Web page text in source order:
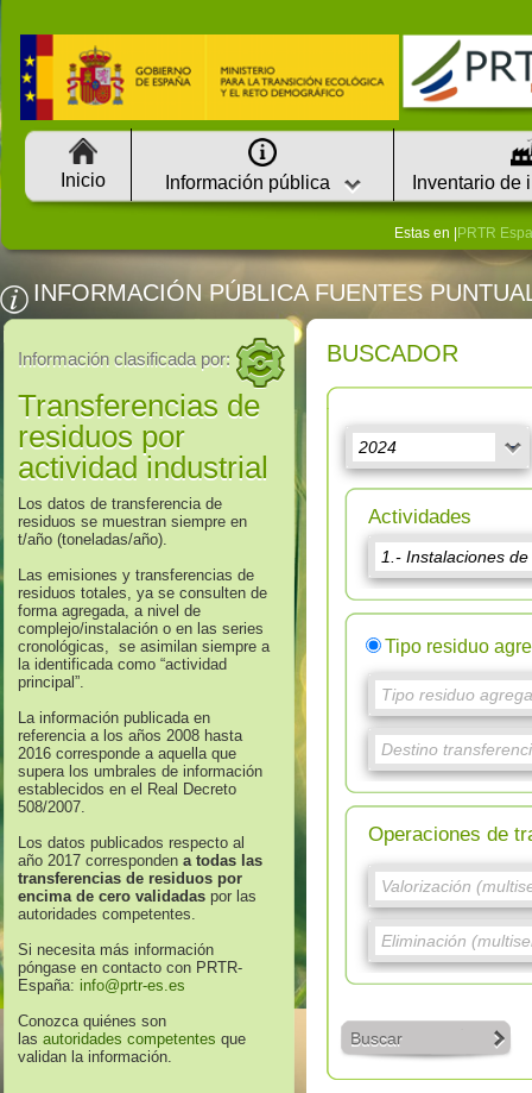
Inicio Información pública Inventario de
Estas en | PRTR
INFORMACIÓN PÚBLICA FUENTES
Información clasificada por:
Transferencias de
residuos por
actividad industrial
Los datos de transferencia de
residuos se muestran siempre en
t/año (toneladas/año).
Las emisiones y transferencias de
residuos totales, ya se consulten de
forma agregada, a nivel de
complejo/instalación o en las series
cronológicas, se asimilan siempre a
la identificada como “actividad
principal”.
La información publicada en
referencia a los años 2008 hasta
2016 corresponde a aquella que
supera los umbrales de información
establecidos en el Real Decreto
508/2007.
Los datos publicados respecto al
año 2017 corresponden a todas las
transferencias de residuos por
encima de cero validadas por las
autoridades competentes.
Si necesita más información
póngase en contacto con PRTR-
España: info@prtr-es.es
Conozca quiénes son
las autoridades competentes que
validan la información.
BUSCADOR
Actividades
Tipo residuo
Operaciones de
Buscar